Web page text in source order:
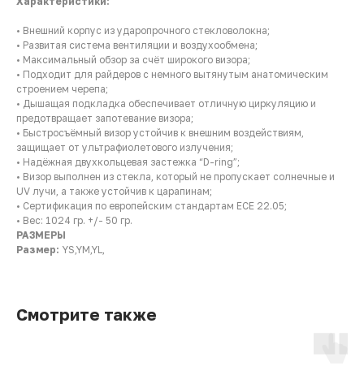
• Внешний корпус из ударопрочного стекловолокна;
• Развитая система вентиляции и воздухообмена;
• Максимальный обзор за счёт широкого визора;
• Подходит для райдеров с немного вытянутым анатомическим
строением черепа;
• Дышащая подкладка обеспечивает отличную циркуляцию и
предотвращает запотевание визора;
• Быстросъёмный визор устойчив к внешним воздействиям,
защищает от ультрафиолетового излучения;
• Надёжная двухкольцевая застежка “D-ring”;
• Визор выполнен из стекла, который не пропускает солнечные и
UV лучи, а также устойчив к царапинам;
• Сертификация по европейским стандартам ECE 22.05;
• Вес: 1024 гр. +/- 50 гр.
РАЗМЕРЫ
Размер: YS,YM,YL,
Смотрите также